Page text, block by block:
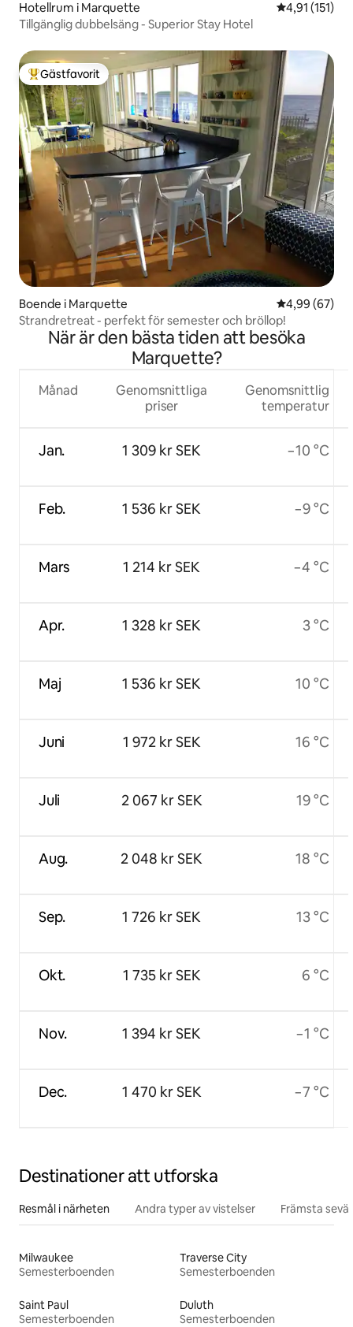
Hotellrum i Marquette 4,91 av 5 i
4,91 (151)
Tillgänglig dubbelsäng - Superior Stay Hotel
Populär gästfavorit
Gästfavorit
Boende i Marquette 4,99 av 5 i
4,99 (67)
Strandretreat - perfekt för semester och bröllop!
När är den bästa tiden att besöka
Marquette?
Månad
Jan.
Feb.
Mars
Apr.
Maj
Juni
Juli
Aug.
Sep.
Okt.
Nov.
Dec.
Genomsnittliga
priser
1 309 kr SEK
1 536 kr SEK
1 214 kr SEK
1 328 kr SEK
1 536 kr SEK
1 972 kr SEK
2 067 kr SEK
2 048 kr SEK
1 726 kr SEK
1 735 kr SEK
1 394 kr SEK
1 470 kr SEK
Genomsnittlig
temperatur
−10 °C
−9 °C
−4 °C
3 °C
10 °C
16 °C
19 °C
18 °C
13 °C
6 °C
−1 °C
−7 °C
Destinationer att utforska
Resmål i närheten Andra typer av vistelser Främsta
Milwaukee
Semesterboenden
Traverse City
Semesterboenden
Saint Paul
Semesterboenden
Duluth
Semesterboenden